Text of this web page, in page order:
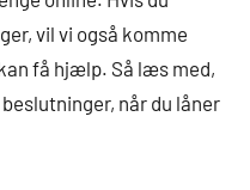
vil vi også komme
få hjælp. Så læs med,
når du låner